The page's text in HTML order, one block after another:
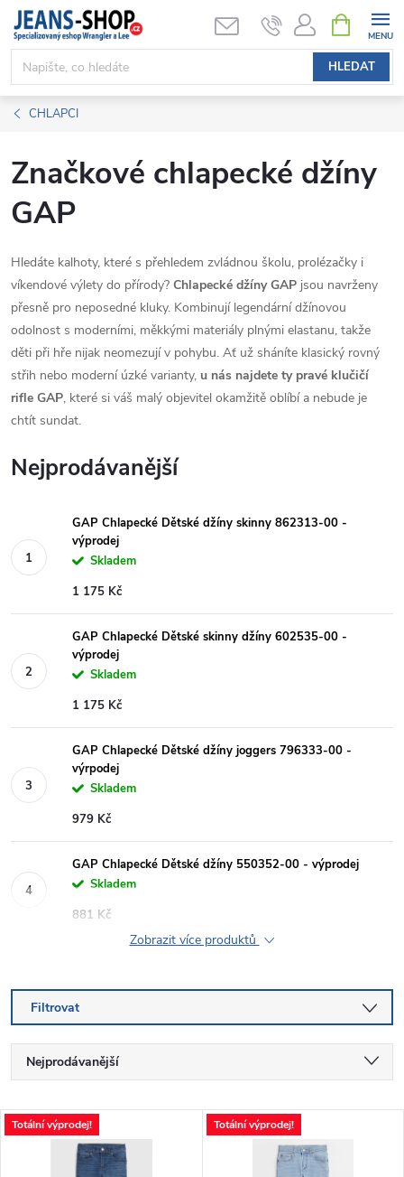
Přejít
obsah
HLEDAT
NÁKUPNÍ
KOŠÍK
CHLAPCI
Značkové chlapecké džíny
GAP
Hledáte kalhoty, které s přehledem zvládnou školu, prolézačky i
víkendové výlety do přírody? Chlapecké džíny GAP jsou navrženy
přesně pro neposedné kluky. Kombinují legendární džínovou
odolnost s moderními, měkkými materiály plnými elastanu, takže
děti při hře nijak neomezují v pohybu. Ať už sháníte klasický rovný
střih nebo moderní úzké varianty, u nás najdete ty pravé klučičí
rifle GAP, které si váš malý objevitel okamžitě oblíbí a nebude je
chtít sundat.
Nejprodávanější
GAP Chlapecké Dětské džíny skinny 862313-00 -
výprodej
Skladem
1 175 Kč
GAP Chlapecké Dětské skinny džíny 602535-00 -
výprodej
Skladem
1 175 Kč
GAP Chlapecké Dětské džíny joggers 796333-00 -
výrpodej
Skladem
979 Kč
GAP Chlapecké Dětské džíny 550352-00 - výprodej
Skladem
881 Kč
Zobrazit více produktů
Filtrovat
Ř
a
Nejprodávanější
Nejdražší
Abecedně
V
Totální výprodej! Totální výprodej!